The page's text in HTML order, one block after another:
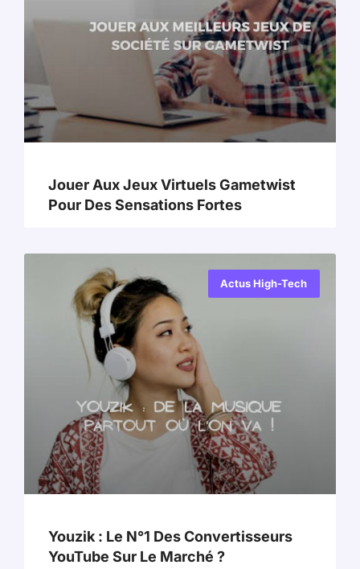
Jouer Aux Jeux Virtuels Gametwist
Pour Des Sensations Fortes
Actus High-Tech
Youzik : Le N°1 Des Convertisseurs
YouTube Sur Le Marché ?